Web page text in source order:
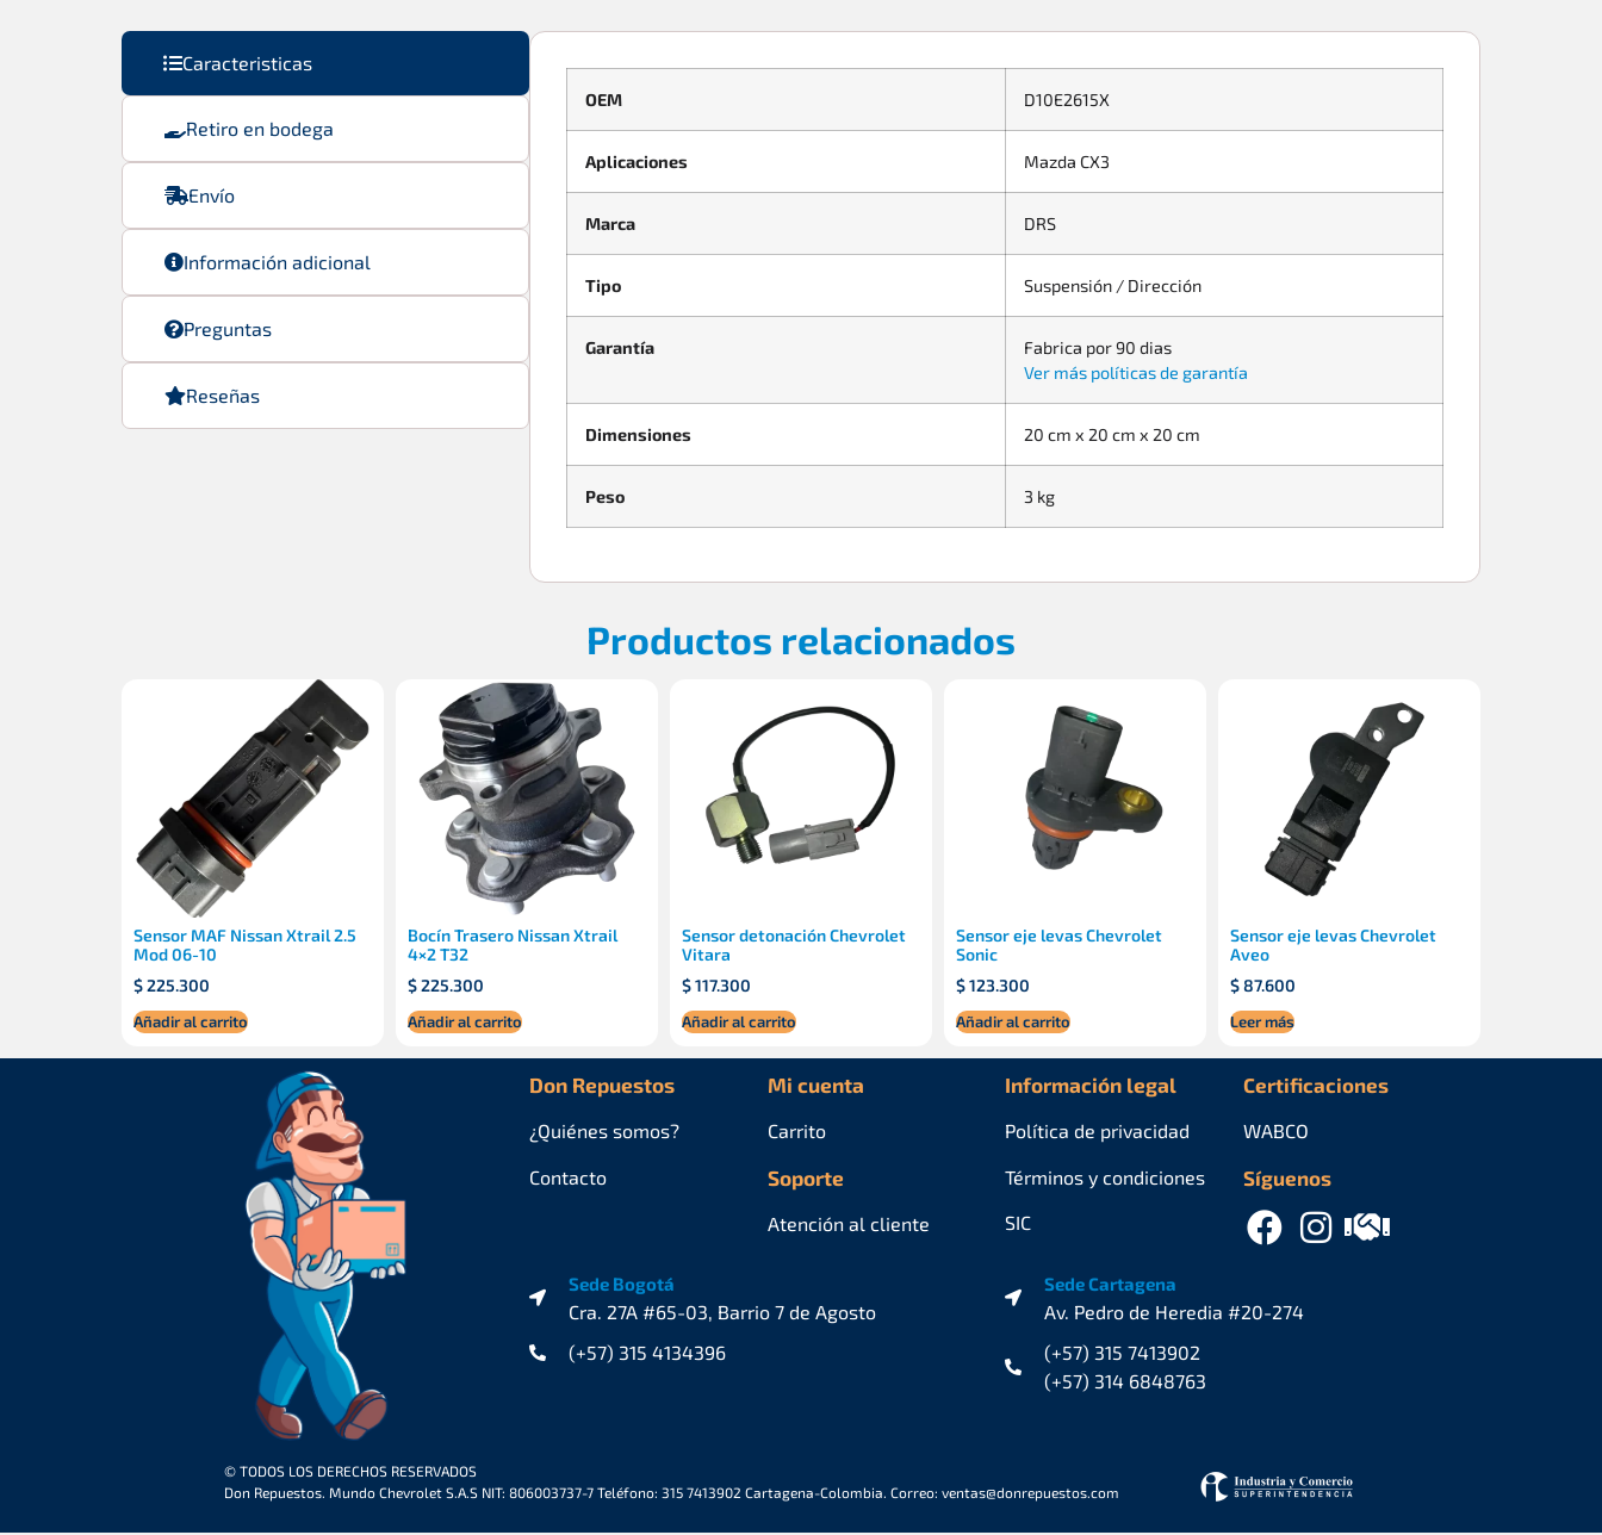
Caracteristicas
Retiro en bodega
Envío
Información adicional
Preguntas
Reseñas
OEM D10E2615X
Aplicaciones Mazda CX3
Marca DRS
Tipo Suspensión / Dirección
Garantía
Fabrica por 90 dias
Ver más políticas de garantía
Dimensiones 20 cm x 20 cm x 20 cm
Peso 3 kg
Productos relacionados
Sensor MAF Nissan Xtrail 2.5
Mod 06-10
$225.300
Añadir al carrito
Bocín Trasero Nissan Xtrail
4×2 T32
$225.300
Añadir al carrito
Sensor detonación Chevrolet
Vitara
$117.300
Añadir al carrito
Sensor eje levas Chevrolet
Sonic
$123.300
Añadir al carrito
Sensor eje levas Chevrolet
Aveo
$87.600
Leer más
Don Repuestos
¿Quiénes somos?
Contacto
Mi cuenta
Carrito
Soporte
Atención al cliente
Información legal
Política de privacidad
Términos y condiciones
SIC
Certificaciones
Síguenos
WABCO
Sede Bogotá
Cra. 27A #65-03, Barrio 7 de Agosto
(+57) 315 4134396
Sede Cartagena
Av. Pedro de Heredia #20-274
(+57) 315 7413902
(+57) 314 6848763
© TODOS LOS DERECHOS RESERVADOS
Don Repuestos. Mundo Chevrolet S.A.S NIT: 806003737-7 Teléfono: 315 7413902 Cartagena-Colombia. Correo: ventas@donrepuestos.com